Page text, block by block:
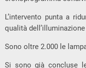
L’intervento punta a
qualità
Sono oltre 2.000 le
Si sono già concluse